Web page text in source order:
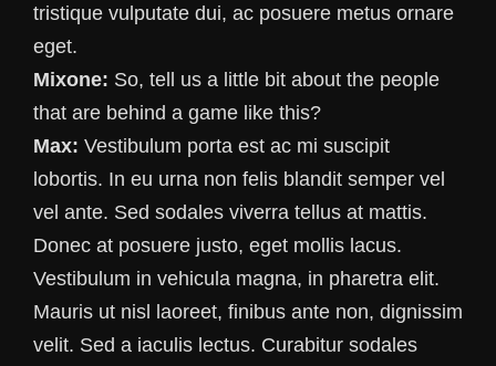
tristique vulputate dui, ac posuere metus ornare
eget.
Mixone: So, tell us a little bit about the people
that are behind a game like this?
Max: Vestibulum porta est ac mi suscipit
lobortis. In eu urna non felis blandit semper vel
vel ante. Sed sodales viverra tellus at mattis.
Donec at posuere justo, eget mollis lacus.
Vestibulum in vehicula magna, in pharetra elit.
Mauris ut nisl laoreet, finibus ante non, dignissim
velit. Sed a iaculis lectus. Curabitur sodales